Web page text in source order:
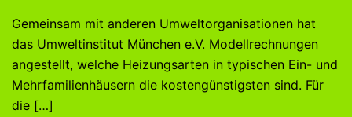
Gemeinsam mit anderen Umweltorganisationen hat
das Umweltinstitut München e.V. Modellrechnungen
angestellt, welche Heizungsarten in typischen Ein- und
Mehrfamilienhäusern die kostengünstigsten sind. Für
die […]